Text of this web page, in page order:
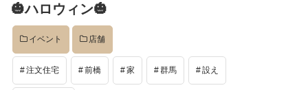
日:
🎃ハロウィン🎃
イベント 店舗
注文住宅 前橋 家 群馬 設え